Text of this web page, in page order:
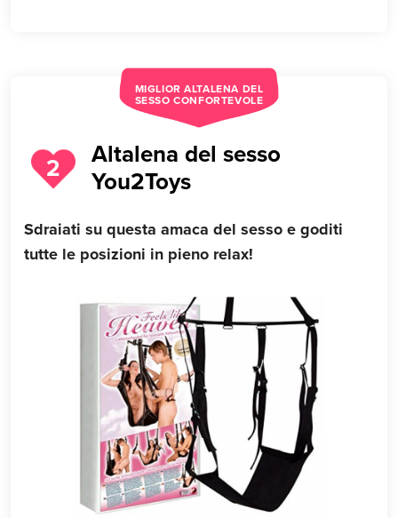
2
Altalena del sesso
You2Toys
MIGLIOR ALTALENA DEL
SESSO CONFORTEVOLE
Sdraiati su questa amaca del sesso e goditi
tutte le posizioni in pieno relax!